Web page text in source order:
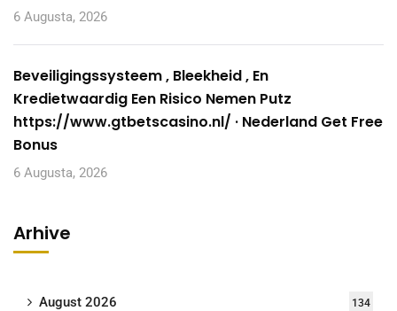
6 Augusta, 2026
Beveiligingssysteem , Bleekheid , En
Kredietwaardig Een Risico Nemen Putz
https://www.gtbetscasino.nl/ · Nederland Get Free
Bonus
6 Augusta, 2026
Arhive
August 2026 134